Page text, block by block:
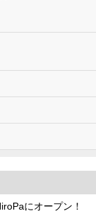
にオープン！